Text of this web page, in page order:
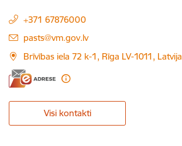
+371 67876000
E-pasts:
pasts@vm.gov.lv
Brīvības iela 72 k-1, Rīga LV-1011, Latvija
Visi kontakti